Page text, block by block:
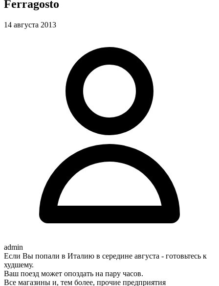
Ferragosto
14 августа 2013
admin
Если Вы попали в Италию в середине августа - готовьтесь к
худшему.
Ваш поезд может опоздать на пару часов.
Все магазины и, тем более, прочие предприятия